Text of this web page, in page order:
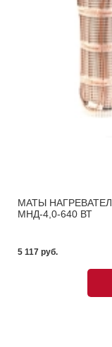
МАТЫ
МНД-4,0-640 ВТ
5 117 pуб.